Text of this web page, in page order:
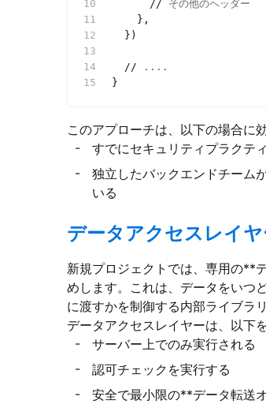
      //
その他のヘッダー
    },
  })
  //
....
}
このアプローチは、以下の場合に
すでにセキュリティプラクテ
独立したバックエンドチーム
いる
データアクセスレイヤ
新規プロジェクトでは、専用の**
めします。これは、データをいつ
に渡すかを制御する内部ライブラリ
データアクセスレイヤーは、以下
サーバー上でのみ実行される
認可チェックを実行する
安全で最小限の**データ転送